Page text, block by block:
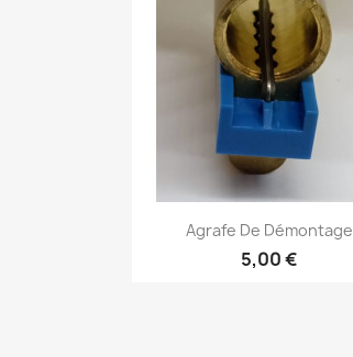
Aperçu rapide
Agrafe De Démontage
5,00 €